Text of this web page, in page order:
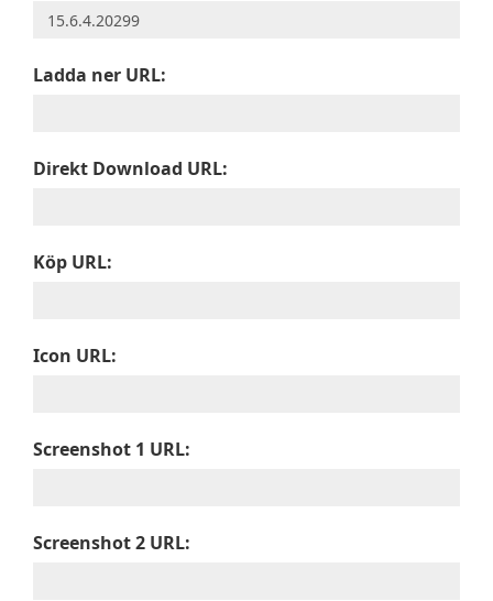
Ladda ner URL:
Direkt Download URL:
Köp URL:
Icon URL:
Screenshot 1 URL:
Screenshot 2 URL: